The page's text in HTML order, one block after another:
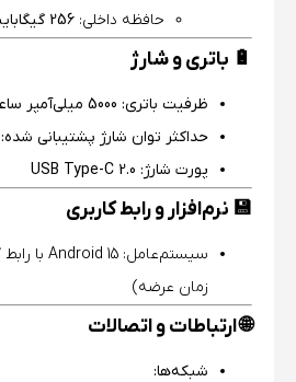
حافظه داخلی: 256 گیگابایت
🔋 باتری و شارژ
ظرفیت باتری: 5000 میلی‌آمپر ساعت
حداکثر توان شارژ پشتیبانی شده:
پورت شارژ: USB Type-C 2.0
💾 نرم‌افزار و رابط کاربری
زمان عرضه)
🌐 ارتباطات و اتصالات
شبکه‌ها: